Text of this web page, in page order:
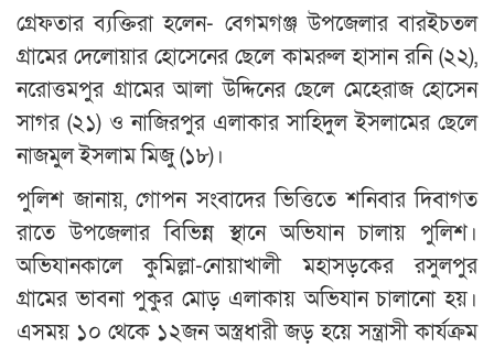
গ্রেফতার ব্যক্তিরা হলেন- বেগমগঞ্জ উপজেলার বারইচতল
গ্রামের দেলোয়ার হোসেনের ছেলে কামরুল হাসান রনি (২২),
নরোত্তমপুর গ্রামের আলা উদ্দিনের ছেলে মেহেরাজ হোসেন
সাগর (২১) ও নাজিরপুর এলাকার সাহিদুল ইসলামের ছেলে
নাজমুল ইসলাম মিজু (১৮)।
পুলিশ জানায়, গোপন সংবাদের ভিত্তিতে শনিবার দিবাগত
রাতে উপজেলার বিভিন্ন স্থানে অভিযান চালায় পুলিশ।
অভিযানকালে কুমিল্লা-নোয়াখালী মহাসড়কের রসুলপুর
গ্রামের ভাবনা পুকুর মোড় এলাকায় অভিযান চালানো হয়।
এসময় ১০ থেকে ১২জন অস্ত্রধারী জড় হয়ে সন্ত্রাসী কার্যক্রম